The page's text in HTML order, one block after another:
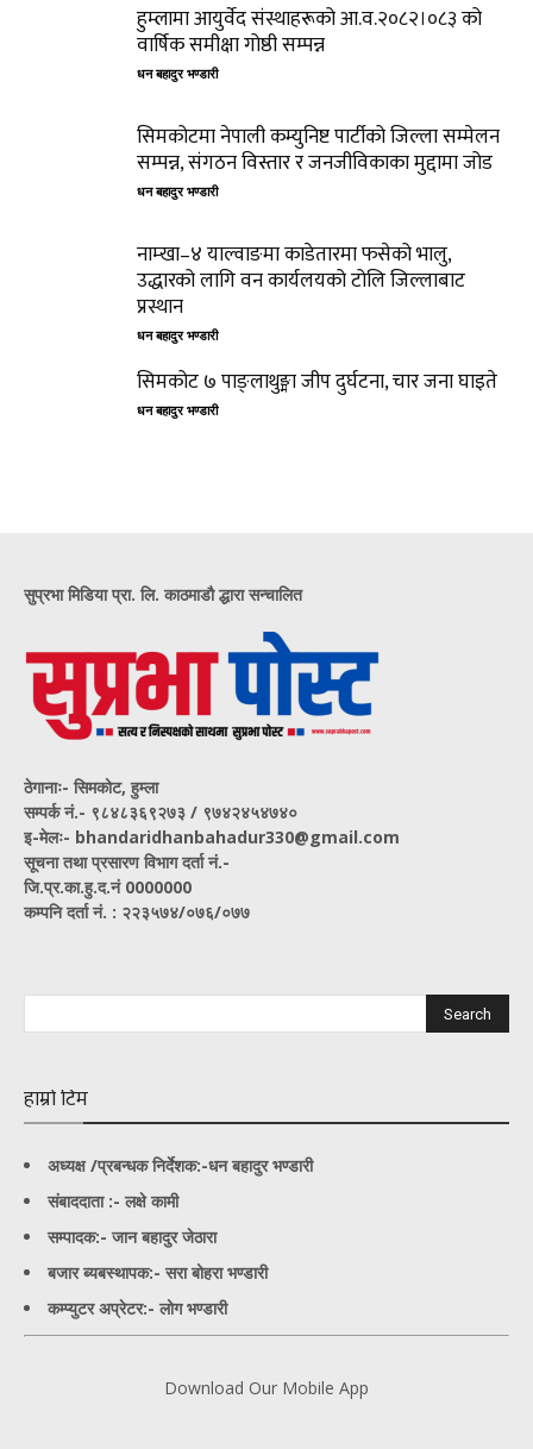
हुम्लामा आयुर्वेद संस्थाहरूको आ.व.२०८२।०८३ को
वार्षिक समीक्षा गोष्ठी सम्पन्न
धन बहादुर भण्डारी
सिमकोटमा नेपाली कम्युनिष्ट पार्टीको जिल्ला सम्मेलन
सम्पन्न, संगठन विस्तार र जनजीविकाका मुद्दामा जोड
धन बहादुर भण्डारी
नाम्खा–४ याल्वाङमा काडेतारमा फसेको भालु,
उद्धारको लागि वन कार्यलयको टोलि जिल्लाबाट
प्रस्थान
धन बहादुर भण्डारी
सिमकोट ७ पाङ्लाथुङ्मा जीप दुर्घटना, चार जना घाइते
धन बहादुर भण्डारी
सुप्रभा मिडिया प्रा. लि. काठमाडौ द्धारा सन्चालित
ठेगानाः- सिमकोट, हुम्ला
सम्पर्क नं‍.- ९८४८३६९२७३ / ९७४२४५४७४०
इ-मेलः- bhandaridhanbahadur330@gmail.com
सूचना तथा प्रसारण विभाग दर्ता नं.-
जि.प्र.का.हु.द.नं 0000000
कम्पनि दर्ता नं. : २२३५७४/०७६/०७७
हाम्रो टिम
अध्यक्ष /प्रबन्धक निर्देशक:-धन बहादुर भण्डारी
संबाददाता :- लक्षे कामी
सम्पादक:- जान बहादुर जेठारा
बजार ब्यबस्थापक:- सरा बोहरा भण्डारी
कम्प्युटर अप्रेटर:- लोग भण्डारी
Download Our Mobile App